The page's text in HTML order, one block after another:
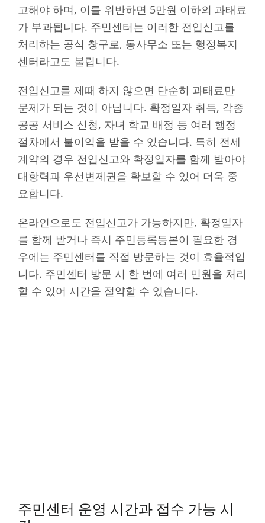
고해야 하며, 이를 위반하면 5만원 이하의 과태료
가 부과됩니다. 주민센터는 이러한 전입신고를
처리하는 공식 창구로, 동사무소 또는 행정복지
센터라고도 불립니다.
전입신고를 제때 하지 않으면 단순히 과태료만
문제가 되는 것이 아닙니다. 확정일자 취득, 각종
공공 서비스 신청, 자녀 학교 배정 등 여러 행정
절차에서 불이익을 받을 수 있습니다. 특히 전세
계약의 경우 전입신고와 확정일자를 함께 받아야
대항력과 우선변제권을 확보할 수 있어 더욱 중
요합니다.
온라인으로도 전입신고가 가능하지만, 확정일자
를 함께 받거나 즉시 주민등록등본이 필요한 경
우에는 주민센터를 직접 방문하는 것이 효율적입
니다. 주민센터 방문 시 한 번에 여러 민원을 처리
할 수 있어 시간을 절약할 수 있습니다.
주민센터 운영 시간과 접수 가능 시